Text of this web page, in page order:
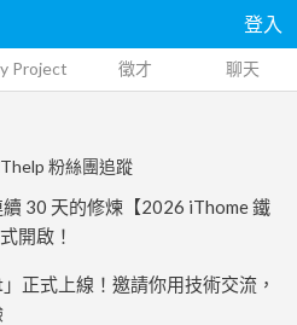
登入
Project 徵才 聊天
粉絲團追蹤
30 天的修煉【2026 iThome 鐵
開啟！
正式上線！邀請你用技術交流，